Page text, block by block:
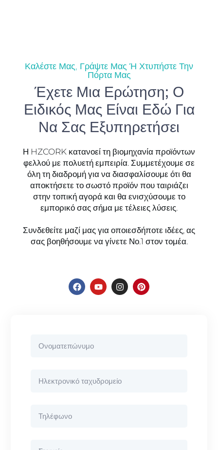
Καλέστε Μας, Γράψτε Μας Ή Χτυπήστε Την
Πόρτα Μας
Έχετε Μια Ερώτηση; Ο
Ειδικός Μας Είναι Εδώ Για
Να Σας Εξυπηρετήσει
Η HZCORK κατανοεί τη βιομηχανία προϊόντων
φελλού με πολυετή εμπειρία. Συμμετέχουμε σε
όλη τη διαδρομή για να διασφαλίσουμε ότι θα
αποκτήσετε το σωστό προϊόν που ταιριάζει
στην τοπική αγορά και θα ενισχύσουμε το
εμπορικό σας σήμα με τέλειες λύσεις.
Συνδεθείτε μαζί μας για οποιεσδήποτε ιδέες, ας
σας βοηθήσουμε να γίνετε Νο.1 στον τομέα.